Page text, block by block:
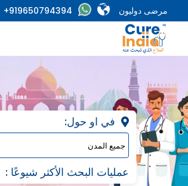
مرضى دوليون +919650794394
: عمليات البحث الأكثر شيوعًا